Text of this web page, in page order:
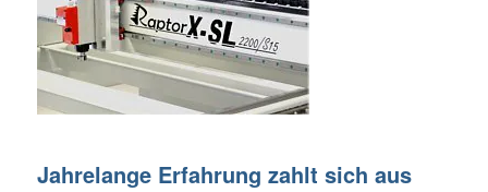
Jahrelange Erfahrung zahlt sich aus